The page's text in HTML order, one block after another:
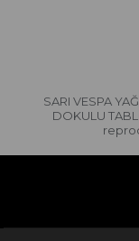
SARI VESPA
DOKULU